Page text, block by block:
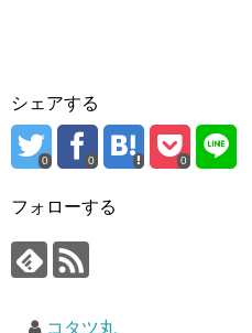
シェアする
0 0 0
フォローする
コタツ丸